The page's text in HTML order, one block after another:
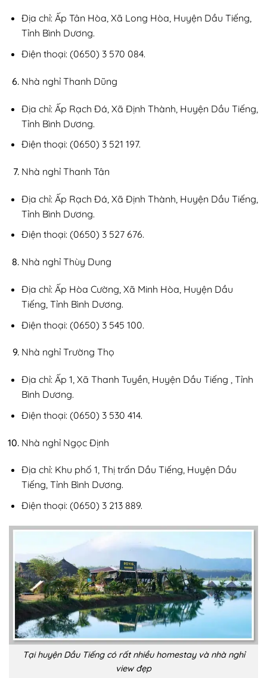
Địa chỉ: Ấp Tân Hòa, Xã Long Hòa, Huyện Dầu Tiếng,
Tỉnh Bình Dương.
Điện thoại: (0650) 3 570 084.
Nhà nghỉ Thanh Dũng
Địa chỉ: Ấp Rạch Đá, Xã Định Thành, Huyện Dầu Tiếng,
Tỉnh Bình Dương.
Điện thoại: (0650) 3 521 197.
Nhà nghỉ Thanh Tân
Địa chỉ: Ấp Rạch Đá, Xã Định Thành, Huyện Dầu Tiếng,
Tỉnh Bình Dương.
Điện thoại: (0650) 3 527 676.
Nhà nghỉ Thùy Dung
Địa chỉ: Ấp Hòa Cường, Xã Minh Hòa, Huyện Dầu
Tiếng, Tỉnh Bình Dương.
Điện thoại: (0650) 3 545 100.
Nhà nghỉ Trường Thọ
Địa chỉ: Ấp 1, Xã Thanh Tuyền, Huyện Dầu Tiếng , Tỉnh
Bình Dương.
Điện thoại: (0650) 3 530 414.
Nhà nghỉ Ngọc Định
Địa chỉ: Khu phố 1, Thị trấn Dầu Tiếng, Huyện Dầu
Tiếng, Tỉnh Bình Dương.
Điện thoại: (0650) 3 213 889.
Tại huyện Dầu Tiếng có rất nhiều homestay và nhà nghỉ
view đẹp